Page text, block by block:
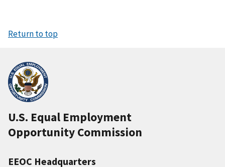
Return to top
U.S. Equal Employment
Opportunity Commission
EEOC Headquarters